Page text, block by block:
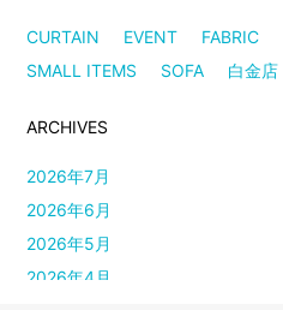
CURTAIN EVENT FABRIC
SMALL ITEMS
SOFA 白金店
ARCHIVES
2026年7月
2026年6月
2026年5月
2026年4月